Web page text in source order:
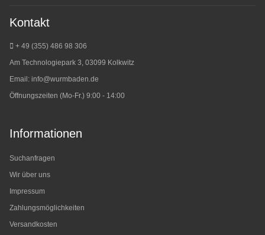
Kontakt
+ 49 (355) 486 98 306
Am Technologiepark 3, 03099 Kolkwitz
Email: info@wurmbaden.de
Öffnungszeiten (Mo-Fr.) 9:00 - 14:00
Informationen
Suchanfragen
Wir über uns
Impressum
Zahlungsmöglichkeiten
Versandkosten